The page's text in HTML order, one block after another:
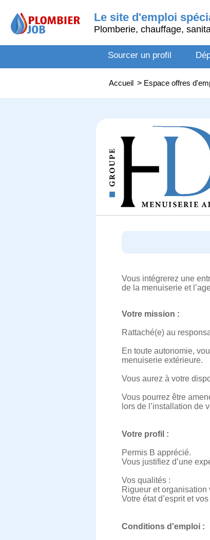
Le site d'emploi
Plomberie, chauffage,
Sourcer un profil
Accueil > Espace offres
Vous intégrerez une
de la menuiserie et
Votre mission :
Rattaché(e) au
En toute autonomie,
menuiserie extérieure.
Vous aurez à votre
Vous pourrez être
lors de l’installation de
Votre profil :
Permis B apprécié.
Vous justifiez d’une
Vos qualités :
Rigueur et organisation
Votre état d’esprit et
Conditions d'emploi :